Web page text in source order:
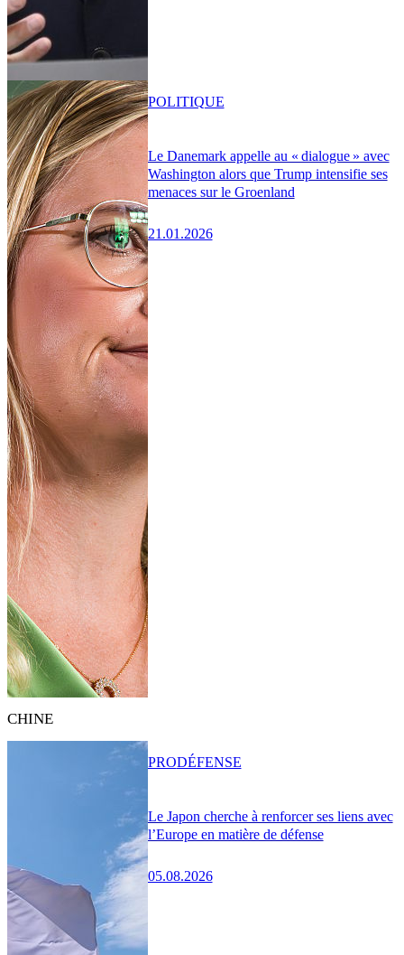
Le Danemark appelle au « dialogue » avec
Washington alors que Trump intensifie ses
menaces sur le Groenland
21.01.2026
POLITIQUE
CHINE
Le Japon cherche à renforcer ses liens avec
l’Europe en matière de défense
05.08.2026
PRODÉFENSE